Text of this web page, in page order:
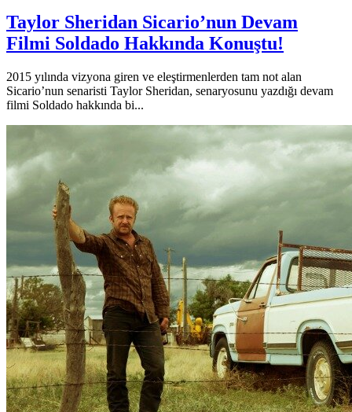
Taylor Sheridan Sicario’nun Devam
Filmi Soldado Hakkında Konuştu!
2015 yılında vizyona giren ve eleştirmenlerden tam not alan
Sicario’nun senaristi Taylor Sheridan, senaryosunu yazdığı devam
filmi Soldado hakkında bi...